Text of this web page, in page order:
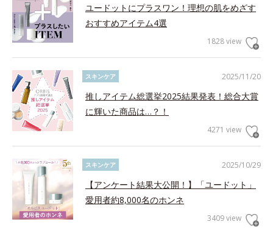
ユードットにプラスワン！理想の肌をめざす
おすすめアイテム4選
1828 view
2025/11/20
スキンケア
推しアイテム総選挙2025結果発表！総合大賞
に輝いた商品は…？！
4271 view
2025/10/29
スキンケア
【アンケート結果大公開！】「ユードット」
愛用者約8,000名のホンネ
3409 view